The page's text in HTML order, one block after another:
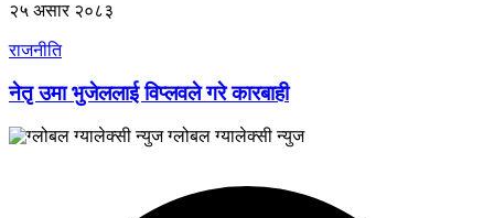
२५ असार २०८३
राजनीति
नेतृ उमा भुजेललाई विप्लवले गरे कारबाही
ग्लोबल ग्यालेक्सी न्युज